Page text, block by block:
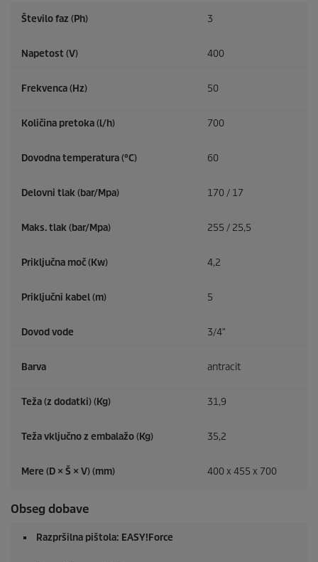
Število faz (Ph) 3
Napetost (V) 400
Frekvenca (Hz) 50
Količina pretoka (l/h) 700
Dovodna temperatura (°C) 60
Delovni tlak (bar/Mpa) 170 / 17
Maks. tlak (bar/Mpa) 255 / 25,5
Priključna moč (Kw) 4,2
Priključni kabel (m) 5
Dovod vode 3/4″
Barva antracit
Teža (z dodatki) (Kg) 31,9
Teža vključno z embalažo (Kg) 35,2
Mere (D × Š × V) (mm) 400 x 455 x 700
Obseg dobave
Razpršilna pištola: EASY!Force